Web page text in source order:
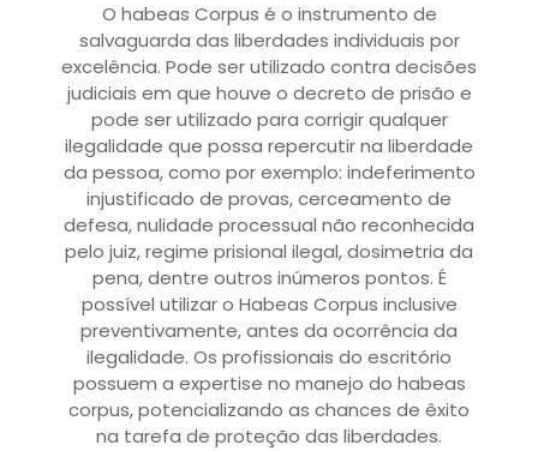
O habeas Corpus é o instrumento de
salvaguarda das liberdades individuais por
excelência. Pode ser utilizado contra decisões
judiciais em que houve o decreto de prisão e
pode ser utilizado para corrigir qualquer
ilegalidade que possa repercutir na liberdade
da pessoa, como por exemplo: indeferimento
injustificado de provas, cerceamento de
defesa, nulidade processual não reconhecida
pelo juiz, regime prisional ilegal, dosimetria da
pena, dentre outros inúmeros pontos. É
possível utilizar o Habeas Corpus inclusive
preventivamente, antes da ocorrência da
ilegalidade. Os profissionais do escritório
possuem a expertise no manejo do habeas
corpus, potencializando as chances de êxito
na tarefa de proteção das liberdades.